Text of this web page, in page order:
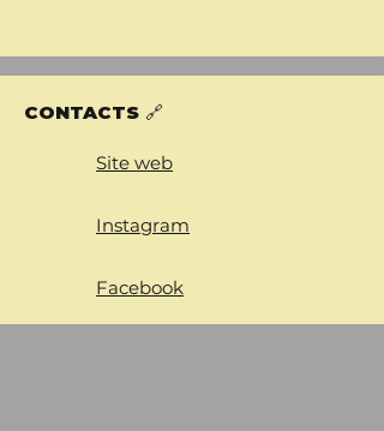
CONTACTS 🔗
Site web
Instagram
Facebook